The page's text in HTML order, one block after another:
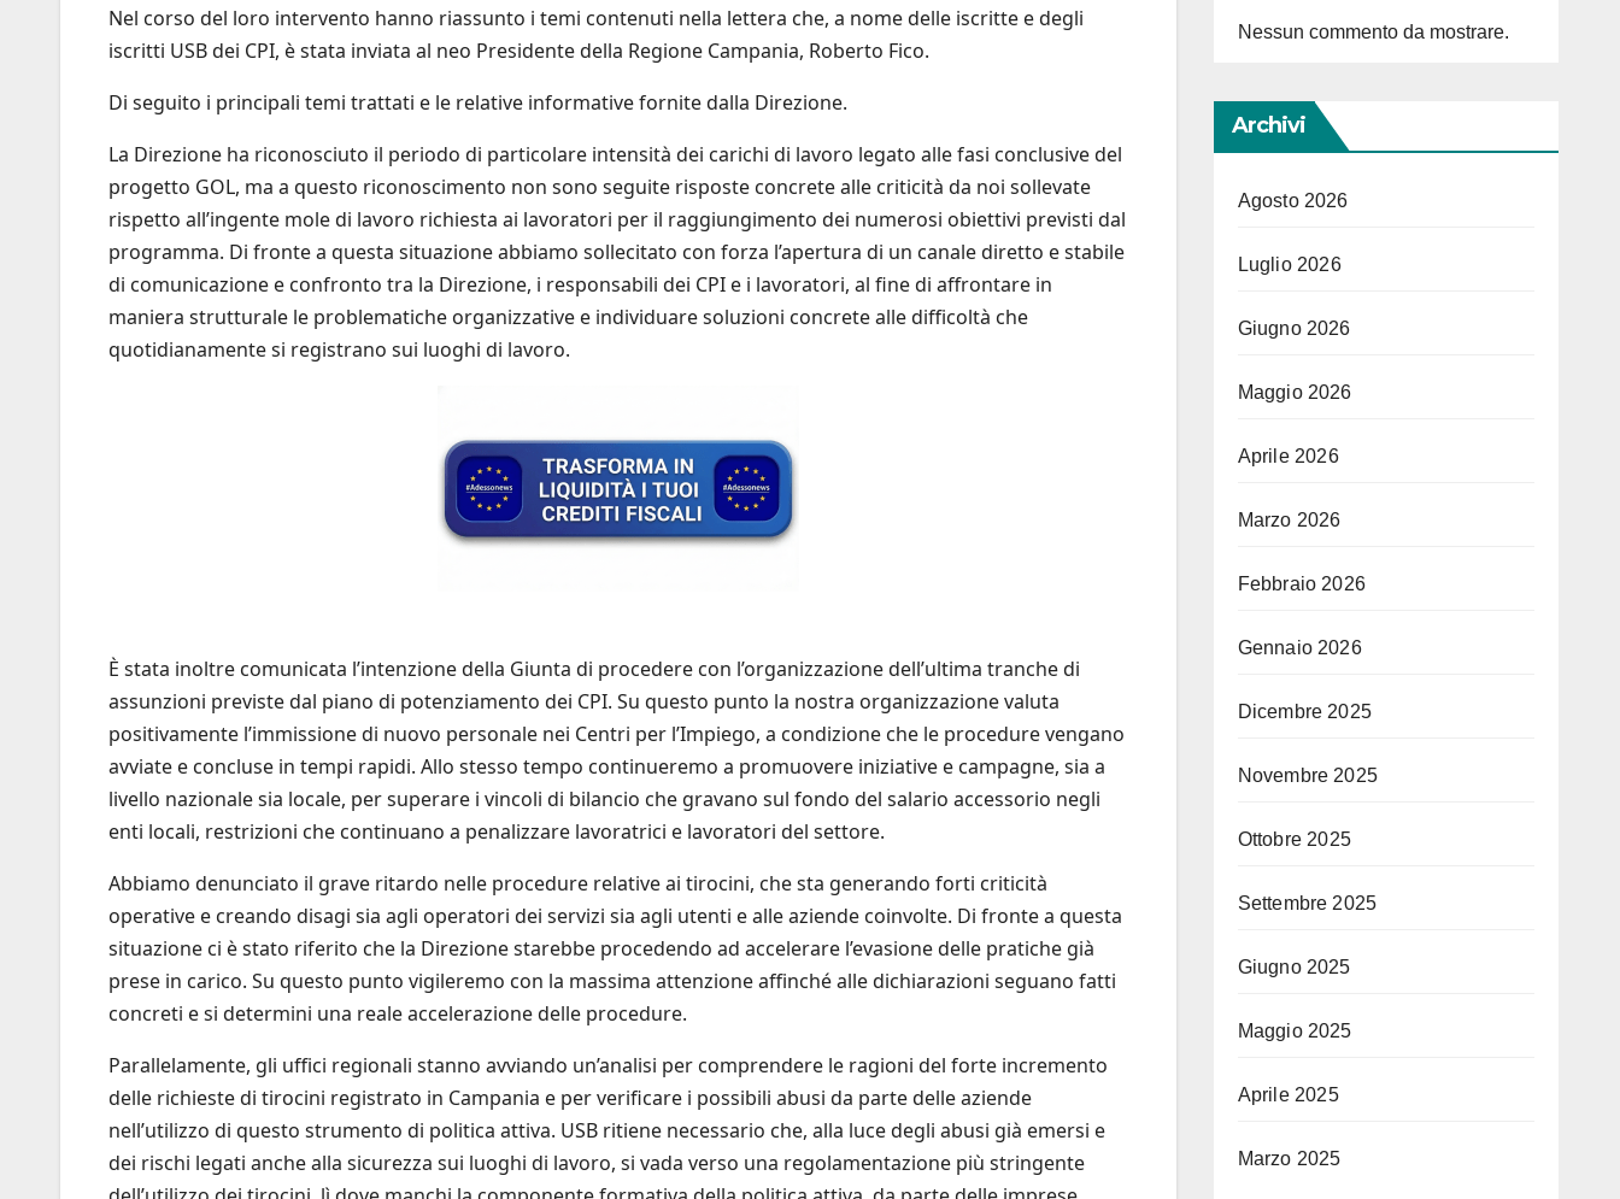
Nel corso del loro intervento hanno riassunto i temi contenuti nella lettera che, a nome delle iscritte e degli
iscritti USB dei CPI, è stata inviata al neo Presidente della Regione Campania, Roberto Fico.
Di seguito i principali temi trattati e le relative informative fornite dalla Direzione.
La Direzione ha riconosciuto il periodo di particolare intensità dei carichi di lavoro legato alle fasi conclusive del
progetto GOL, ma a questo riconoscimento non sono seguite risposte concrete alle criticità da noi sollevate
rispetto all’ingente mole di lavoro richiesta ai lavoratori per il raggiungimento dei numerosi obiettivi previsti dal
programma. Di fronte a questa situazione abbiamo sollecitato con forza l’apertura di un canale diretto e stabile
di comunicazione e confronto tra la Direzione, i responsabili dei CPI e i lavoratori, al fine di affrontare in
maniera strutturale le problematiche organizzative e individuare soluzioni concrete alle difficoltà che
quotidianamente si registrano sui luoghi di lavoro.
È stata inoltre comunicata l’intenzione della Giunta di procedere con l’organizzazione dell’ultima tranche di
assunzioni previste dal piano di potenziamento dei CPI. Su questo punto la nostra organizzazione valuta
positivamente l’immissione di nuovo personale nei Centri per l’Impiego, a condizione che le procedure vengano
avviate e concluse in tempi rapidi. Allo stesso tempo continueremo a promuovere iniziative e campagne, sia a
livello nazionale sia locale, per superare i vincoli di bilancio che gravano sul fondo del salario accessorio negli
enti locali, restrizioni che continuano a penalizzare lavoratrici e lavoratori del settore.
Abbiamo denunciato il grave ritardo nelle procedure relative ai tirocini, che sta generando forti criticità
operative e creando disagi sia agli operatori dei servizi sia agli utenti e alle aziende coinvolte. Di fronte a questa
situazione ci è stato riferito che la Direzione starebbe procedendo ad accelerare l’evasione delle pratiche già
prese in carico. Su questo punto vigileremo con la massima attenzione affinché alle dichiarazioni seguano fatti
concreti e si determini una reale accelerazione delle procedure.
Parallelamente, gli uffici regionali stanno avviando un’analisi per comprendere le ragioni del forte incremento
delle richieste di tirocini registrato in Campania e per verificare i possibili abusi da parte delle aziende
nell’utilizzo di questo strumento di politica attiva. USB ritiene necessario che, alla luce degli abusi già emersi e
dei rischi legati anche alla sicurezza sui luoghi di lavoro, si vada verso una regolamentazione più stringente
Nessun commento da mostrare.
Archivi
Agosto 2026
Luglio 2026
Giugno 2026
Maggio 2026
Aprile 2026
Marzo 2026
Febbraio 2026
Gennaio 2026
Dicembre 2025
Novembre 2025
Ottobre 2025
Settembre 2025
Giugno 2025
Maggio 2025
Aprile 2025
Marzo 2025